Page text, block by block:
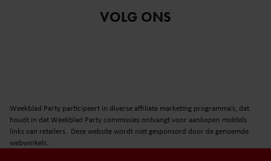
VOLG ONS
Weekblad Party participeert in diverse affiliate marketing programma’s, dat
houdt in dat Weekblad Party commissies ontvangt voor aankopen middels
links van retailers. Deze website wordt niet gesponsord door de genoemde
webwinkels.